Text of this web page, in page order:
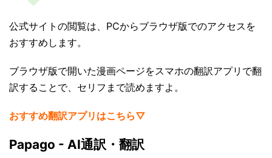
公式サイトの閲覧は、PCからブラウザ版でのアクセスを
おすすめします。
ブラウザ版で開いた漫画ページをスマホの翻訳アプリで翻
訳することで、セリフまで読めますよ。
おすすめ翻訳アプリはこちら▽
Papago - AI通訳・翻訳